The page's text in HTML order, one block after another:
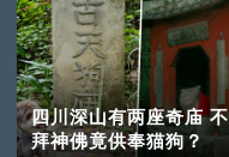
四川深山有两座奇庙 不
拜神佛竟供奉猫狗？